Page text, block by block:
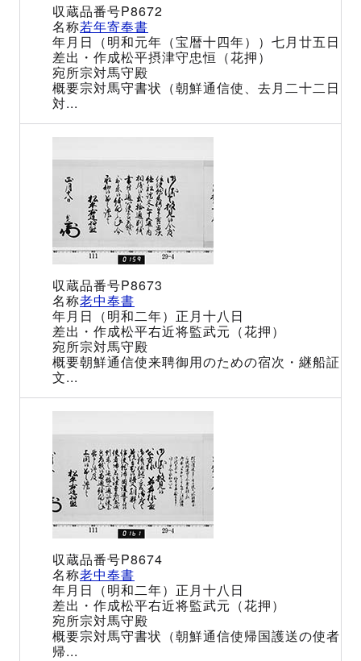
P8672
若年寄奉書
（明和元年（宝暦十四年））七月廿五日
松平摂津守忠恒（花押）
宗対馬守殿
宗対馬守書状（朝鮮通信使、去月二十二日
対...
P8673
老中奉書
（明和二年）正月十八日
松平右近将監武元（花押）
宗対馬守殿
朝鮮通信使来聘御用のための宿次・継船証
文...
P8674
老中奉書
（明和二年）正月十八日
松平右近将監武元（花押）
宗対馬守殿
宗対馬守書状（朝鮮通信使帰国護送の使者
帰...